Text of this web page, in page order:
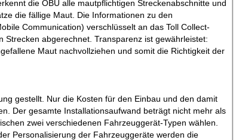
die OBU alle mautpflichtigen Streckenabschnitte und
die fällige Maut. Die Informationen zu den
Communication) verschlüsselt an das Toll Collect-
abgerechnet. Transparenz ist gewährleistet:
Maut nachvollziehen und somit die Richtigkeit der
gestellt. Nur die Kosten für den Einbau und den damit
Der gesamte Installationsaufwand beträgt nicht mehr als
zwei verschiedenen Fahrzeuggerät-Typen wählen.
Personalisierung der Fahrzeuggeräte werden die